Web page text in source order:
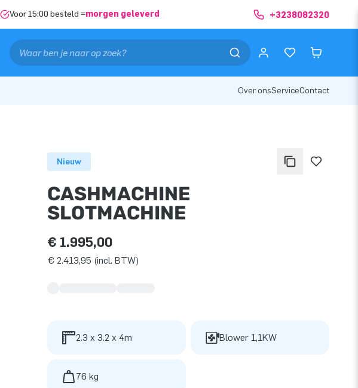
Voor 15:00 besteld =morgen geleverd +3238082320
Over onsServiceContact
Nieuw
CASHMACHINE
SLOTMACHINE
€ 1.995,00
€ 2.413,95 (incl. BTW)
2.3 x 3.2 x 4m Blower 1,1KW
76 kg